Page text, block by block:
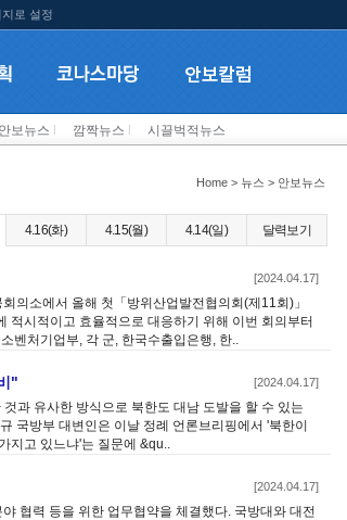
로 설정
안보뉴스 깜짝뉴스 시끌벅적뉴스
Home > 뉴스 > 안보뉴스
4.16(화) 4.15(월) 4.14(일) 달력보기
[2024.04.17]
의소에서 올해 첫「방위산업발전협의회(제11회)」
적시적이고 효율적으로 대응하기 위해 이번 회의부터
벤처기업부, 각 군, 한국수출입은행, 한..
" [2024.04.17]
과 유사한 방식으로 북한도 대남 도발을 할 수 있는
국방부 대변인은 이날 정례 언론브리핑에서 '북한이
지고 있느냐'는 질문에 &qu..
[2024.04.17]
협력 등을 위한 업무협약을 체결했다. 국방대와 대전